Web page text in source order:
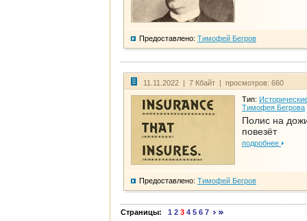
Предоставлено: Тимофей Бегров
11.11.2022 | 7 Кбайт | просмотров: 660
Тип:
Тимофея Бегрова
Полис на
повезёт
подробнее
Предоставлено: Тимофей Бегров
Страницы: 1 2 3 4 5 6 7